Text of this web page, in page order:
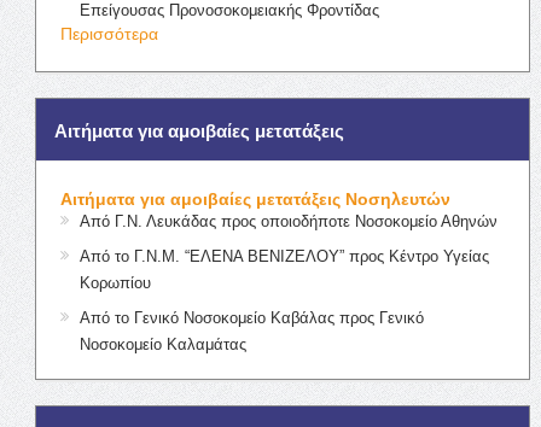
Επείγουσας Προνοσοκομειακής Φροντίδας
Περισσότερα
Αιτήματα για αμοιβαίες μετατάξεις
Αιτήματα για αμοιβαίες μετατάξεις Νοσηλευτών
Από Γ.Ν. Λευκάδας προς οποιοδήποτε Νοσοκομείο Αθηνών
Από το Γ.Ν.Μ. “ΕΛΕΝΑ ΒΕΝΙΖΕΛΟΥ” προς Κέντρο Υγείας
Κορωπίου
Από το Γενικό Νοσοκομείο Καβάλας προς Γενικό
Νοσοκομείο Καλαμάτας